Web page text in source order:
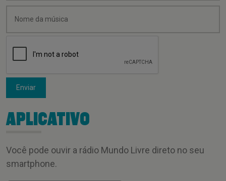
Enviar
APLICATIVO
Você pode ouvir a rádio Mundo Livre direto no seu
smartphone.